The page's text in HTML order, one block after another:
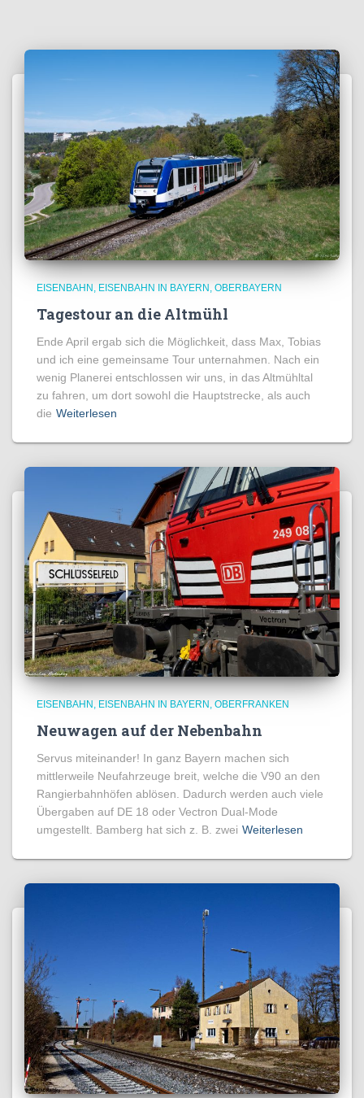
EISENBAHN EISENBAHN IN BAYERN OBERBAYERN
Tagestour an die Altmühl
Ende April ergab sich die Möglichkeit, dass Max, Tobias
und ich eine gemeinsame Tour unternahmen. Nach ein
wenig Planerei entschlossen wir uns, in das Altmühltal
zu fahren, um dort sowohl die Hauptstrecke, als auch
die Weiterlesen
EISENBAHN EISENBAHN IN BAYERN OBERFRANKEN
Neuwagen auf der Nebenbahn
Servus miteinander! In ganz Bayern machen sich
mittlerweile Neufahrzeuge breit, welche die V90 an den
Rangierbahnhöfen ablösen. Dadurch werden auch viele
Übergaben auf DE 18 oder Vectron Dual-Mode
umgestellt. Bamberg hat sich z. B. zwei Weiterlesen